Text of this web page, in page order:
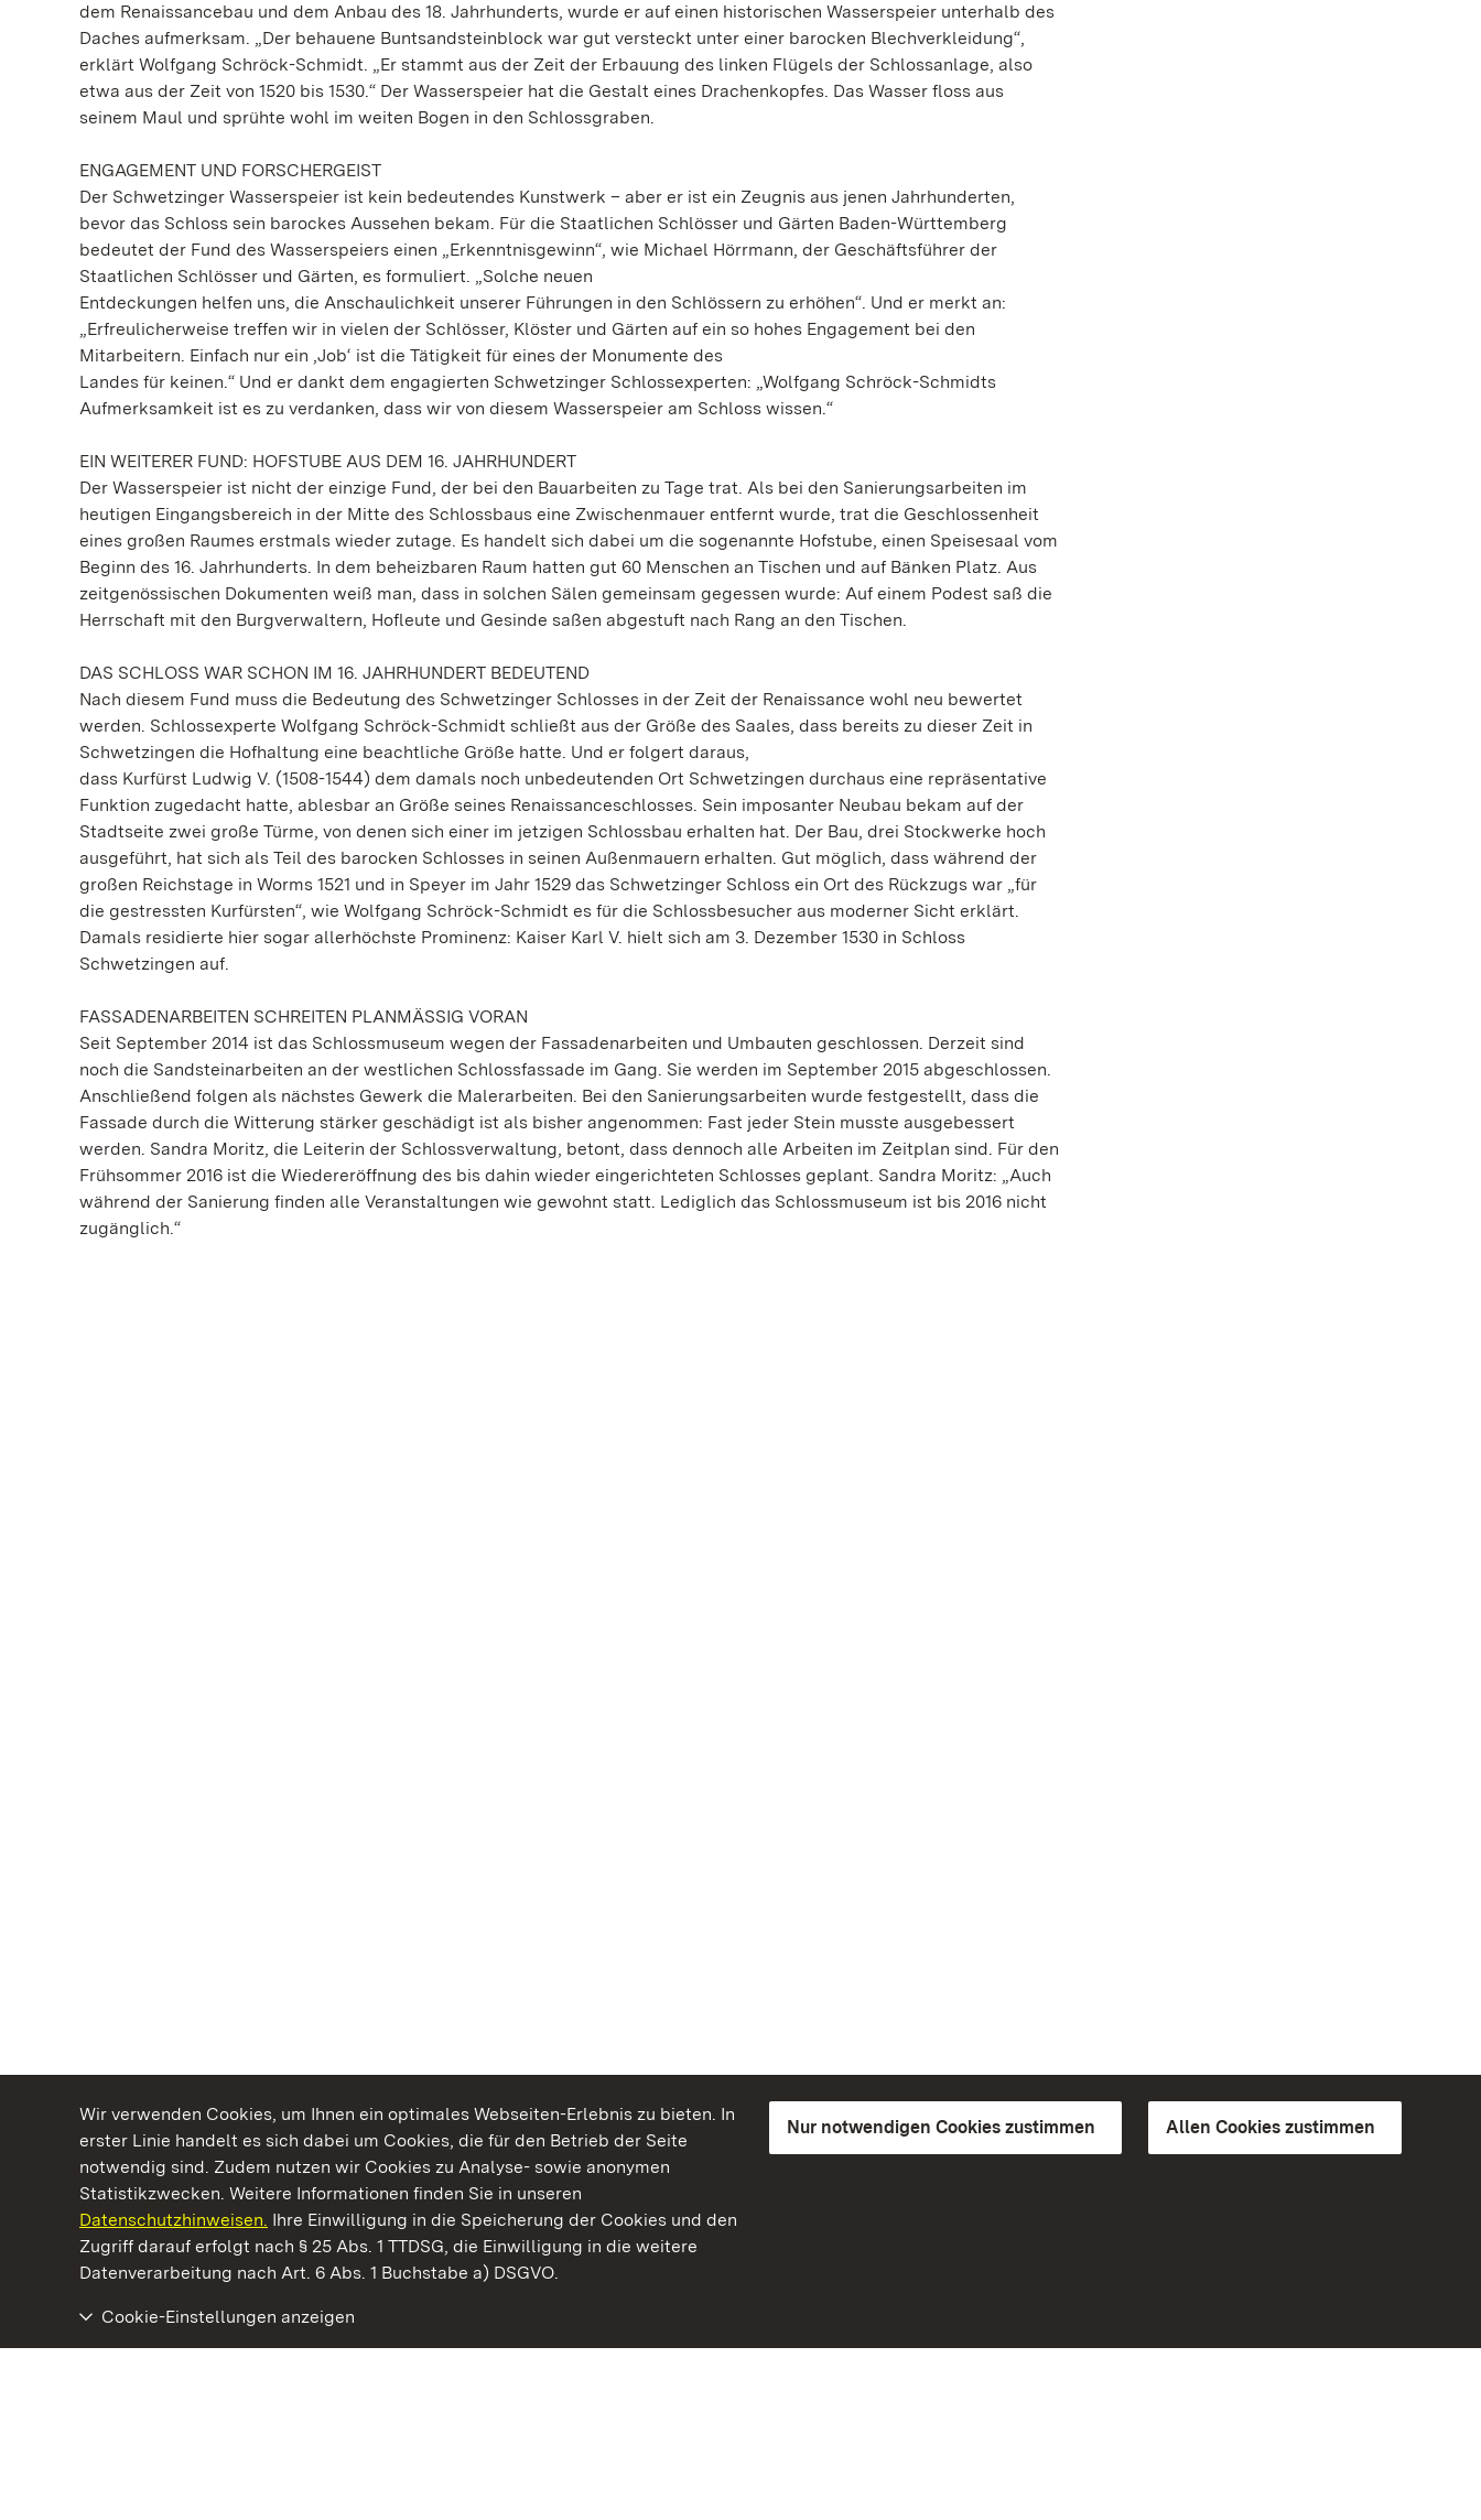
Wir verwenden Cookies, um Ihnen ein optimales Webseiten-Erlebnis zu bieten. In
erster Linie handelt es sich dabei um Cookies, die für den Betrieb der Seite
notwendig sind. Zudem nutzen wir Cookies zu Analyse- sowie anonymen
Statistikzwecken. Weitere Informationen finden Sie in unseren
Datenschutzhinweisen. Ihre Einwilligung in die Speicherung der Cookies und den
Zugriff darauf erfolgt nach § 25 Abs. 1 TTDSG, die Einwilligung in die weitere
Datenverarbeitung nach Art. 6 Abs. 1 Buchstabe a) DSGVO.
Nur notwendigen Cookies zustimmen Allen Cookies zustimmen
Cookie-Einstellungen anzeigen
dem Renaissancebau und dem Anbau des 18. Jahrhunderts, wurde er auf einen historischen Wasserspeier unterhalb des
Daches aufmerksam. „Der behauene Buntsandsteinblock war gut versteckt unter einer barocken Blechverkleidung“,
erklärt Wolfgang Schröck-Schmidt. „Er stammt aus der Zeit der Erbauung des linken Flügels der Schlossanlage, also
etwa aus der Zeit von 1520 bis 1530.“ Der Wasserspeier hat die Gestalt eines Drachenkopfes. Das Wasser floss aus
seinem Maul und sprühte wohl im weiten Bogen in den Schlossgraben.
ENGAGEMENT UND FORSCHERGEIST
Der Schwetzinger Wasserspeier ist kein bedeutendes Kunstwerk – aber er ist ein Zeugnis aus jenen Jahrhunderten,
bevor das Schloss sein barockes Aussehen bekam. Für die Staatlichen Schlösser und Gärten Baden-Württemberg
bedeutet der Fund des Wasserspeiers einen „Erkenntnisgewinn“, wie Michael Hörrmann, der Geschäftsführer der
Staatlichen Schlösser und Gärten, es formuliert. „Solche neuen
Entdeckungen helfen uns, die Anschaulichkeit unserer Führungen in den Schlössern zu erhöhen“. Und er merkt an:
„Erfreulicherweise treffen wir in vielen der Schlösser, Klöster und Gärten auf ein so hohes Engagement bei den
Mitarbeitern. Einfach nur ein ‚Job‘ ist die Tätigkeit für eines der Monumente des
Landes für keinen.“ Und er dankt dem engagierten Schwetzinger Schlossexperten: „Wolfgang Schröck-Schmidts
Aufmerksamkeit ist es zu verdanken, dass wir von diesem Wasserspeier am Schloss wissen.“
EIN WEITERER FUND: HOFSTUBE AUS DEM 16. JAHRHUNDERT
Der Wasserspeier ist nicht der einzige Fund, der bei den Bauarbeiten zu Tage trat. Als bei den Sanierungsarbeiten im
heutigen Eingangsbereich in der Mitte des Schlossbaus eine Zwischenmauer entfernt wurde, trat die Geschlossenheit
eines großen Raumes erstmals wieder zutage. Es handelt sich dabei um die sogenannte Hofstube, einen Speisesaal vom
Beginn des 16. Jahrhunderts. In dem beheizbaren Raum hatten gut 60 Menschen an Tischen und auf Bänken Platz. Aus
zeitgenössischen Dokumenten weiß man, dass in solchen Sälen gemeinsam gegessen wurde: Auf einem Podest saß die
Herrschaft mit den Burgverwaltern, Hofleute und Gesinde saßen abgestuft nach Rang an den Tischen.
DAS SCHLOSS WAR SCHON IM 16. JAHRHUNDERT BEDEUTEND
Nach diesem Fund muss die Bedeutung des Schwetzinger Schlosses in der Zeit der Renaissance wohl neu bewertet
werden. Schlossexperte Wolfgang Schröck-Schmidt schließt aus der Größe des Saales, dass bereits zu dieser Zeit in
Schwetzingen die Hofhaltung eine beachtliche Größe hatte. Und er folgert daraus,
dass Kurfürst Ludwig V. (1508-1544) dem damals noch unbedeutenden Ort Schwetzingen durchaus eine repräsentative
Funktion zugedacht hatte, ablesbar an Größe seines Renaissanceschlosses. Sein imposanter Neubau bekam auf der
Stadtseite zwei große Türme, von denen sich einer im jetzigen Schlossbau erhalten hat. Der Bau, drei Stockwerke hoch
ausgeführt, hat sich als Teil des barocken Schlosses in seinen Außenmauern erhalten. Gut möglich, dass während der
großen Reichstage in Worms 1521 und in Speyer im Jahr 1529 das Schwetzinger Schloss ein Ort des Rückzugs war „für
die gestressten Kurfürsten“, wie Wolfgang Schröck-Schmidt es für die Schlossbesucher aus moderner Sicht erklärt.
Damals residierte hier sogar allerhöchste Prominenz: Kaiser Karl V. hielt sich am 3. Dezember 1530 in Schloss
Schwetzingen auf.
FASSADENARBEITEN SCHREITEN PLANMÄSSIG VORAN
Seit September 2014 ist das Schlossmuseum wegen der Fassadenarbeiten und Umbauten geschlossen. Derzeit sind
noch die Sandsteinarbeiten an der westlichen Schlossfassade im Gang. Sie werden im September 2015 abgeschlossen.
Anschließend folgen als nächstes Gewerk die Malerarbeiten. Bei den Sanierungsarbeiten wurde festgestellt, dass die
Fassade durch die Witterung stärker geschädigt ist als bisher angenommen: Fast jeder Stein musste ausgebessert
werden. Sandra Moritz, die Leiterin der Schlossverwaltung, betont, dass dennoch alle Arbeiten im Zeitplan sind. Für den
Frühsommer 2016 ist die Wiedereröffnung des bis dahin wieder eingerichteten Schlosses geplant. Sandra Moritz: „Auch
während der Sanierung finden alle Veranstaltungen wie gewohnt statt. Lediglich das Schlossmuseum ist bis 2016 nicht
zugänglich.“
Kommen. Staunen. Genießen.